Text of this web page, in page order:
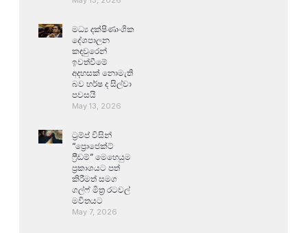
මධ්‍ය දක්ෂිණාංශික
දේශපාලන
කඳවුරෙන්
ඉවත්වීමේ
අදහසක් නොමැති
බව හර්ෂ ද සිල්වා
පවසයි
May 13, 2026
ට්‍රම්ප් විසින්
“ප්‍රොජෙක්ට්
ෆ්‍රීඩම්” මෙහෙයුම
ප්‍රකාශයට පත්
කිරීමත් සමග
ගල්ෆ් මිත්‍ර රටවල්
මවිතයට
May 7, 2026